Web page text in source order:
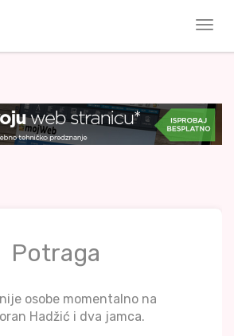
Potraga
osobe momentalno na
Hadžić i dva jamca.